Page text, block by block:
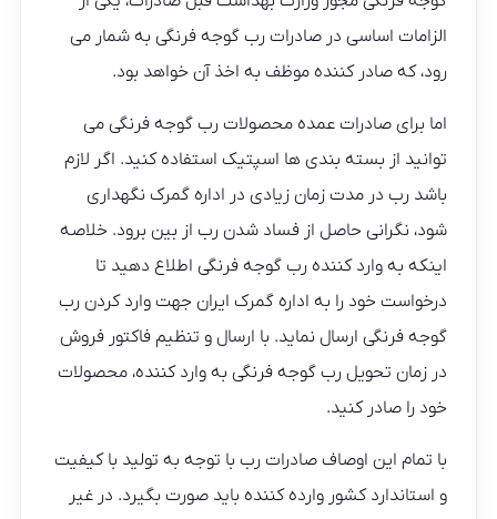
الزامات اساسی در صادرات رب گوجه فرنگی به شمار می
رود، که صادر کننده موظف به اخذ آن خواهد بود.
اما برای صادرات عمده محصولات رب گوجه فرنگی می
توانید از بسته بندی ها اسپتیک استفاده کنید. اگر لازم
باشد رب در مدت زمان زیادی در اداره گمرک نگهداری
شود، نگرانی حاصل از فساد شدن رب از بین برود. خلاصه
اینکه به وارد کننده رب گوجه فرنگی اطلاع دهید تا
درخواست خود را به اداره گمرک ایران جهت وارد کردن رب
گوجه فرنگی ارسال نماید. با ارسال و تنظیم فاکتور فروش
در زمان تحویل رب گوجه فرنگی به وارد کننده، محصولات
خود را صادر کنید.
با تمام این اوصاف صادرات رب با توجه به تولید با کیفیت
و استاندارد کشور وارده کننده باید صورت بگیرد. در غیر